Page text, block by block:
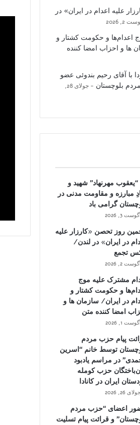
علیه اعدام در ایران» در
2, 2026
اعدام‌ها و حکومت کشتار و
ها و احزاب امضا کننده
با آقای رحیم بندوئی عضو
بلوچستان
جولای 28,
“یعقوب مهرنهاد” شهید و
مبارزه و مقاومت مدنی در
گرامی باد
3, 2026
روز تحصن «کارزار علیه
در ایران» در لندن/
تجمع
2, 2026
مشترک علیه موج
و حکومت کشتار و
در ایران/ سازمان ها و
امضا کننده متن
1, 2026
پیام حزب مردم
توسط خانم “اسرین
در مراسم یادبود
حزب کومله
ایران در کانادا
جولای 26, 2026
اعضای “حزب مردم
و قرائت پیام تسلیت